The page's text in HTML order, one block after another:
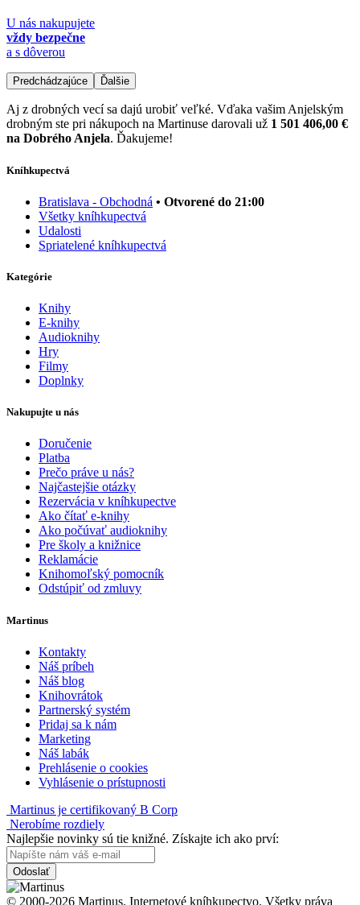
U nás nakupujete
vždy bezpečne
a s dôverou
Predchádzajúce Ďalšie
Aj z drobných vecí sa dajú urobiť veľké. Vďaka vašim Anjelským
drobným ste pri nákupoch na Martinuse darovali už 1 501 406,00 €
na Dobrého Anjela. Ďakujeme!
Kníhkupectvá
Bratislava - Obchodná • Otvorené do 21:00
Všetky kníhkupectvá
Udalosti
Spriatelené kníhkupectvá
Kategórie
Knihy
E-knihy
Audioknihy
Hry
Filmy
Doplnky
Nakupujte u nás
Doručenie
Platba
Prečo práve u nás?
Najčastejšie otázky
Rezervácia v kníhkupectve
Ako čítať e-knihy
Ako počúvať audioknihy
Pre školy a knižnice
Reklamácie
Knihomoľský pomocník
Odstúpiť od zmluvy
Martinus
Kontakty
Náš príbeh
Náš blog
Knihovrátok
Partnerský systém
Pridaj sa k nám
Marketing
Náš labák
Prehlásenie o cookies
Vyhlásenie o prístupnosti
Martinus je certifikovaný B Corp
Nerobíme rozdiely
Najlepšie novinky sú tie knižné. Získajte ich ako prví:
Odoslať
© 2000-2026 Martinus. Internetové kníhkupectvo. Všetky práva